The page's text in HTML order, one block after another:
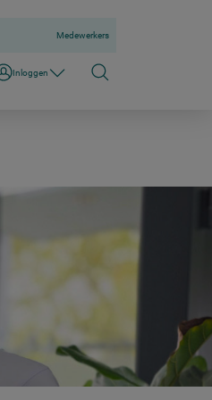
Medewerkers
Inloggen